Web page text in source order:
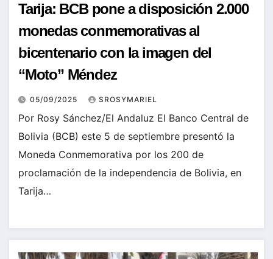
Tarija: BCB pone a disposición 2.000
monedas conmemorativas al
bicentenario con la imagen del
“Moto” Méndez
05/09/2025 SROSYMARIEL
Por Rosy Sánchez/El Andaluz El Banco Central de
Bolivia (BCB) este 5 de septiembre presentó la
Moneda Conmemorativa por los 200 de
proclamación de la independencia de Bolivia, en
Tarija…